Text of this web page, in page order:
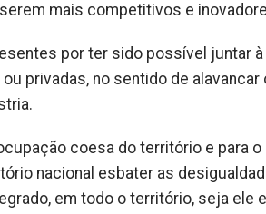
mais competitivos e
por ter sido possível juntar
privadas, no sentido de
coesa do território e para o
nacional esbater as
em todo o território, seja ele